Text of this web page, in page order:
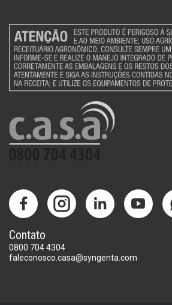
Contato
0800 704 4304
faleconosco.casa@syngenta.com